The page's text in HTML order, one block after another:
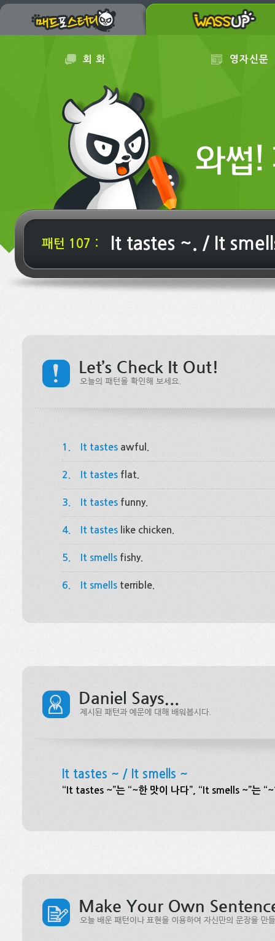
회 화 영자신문
패턴 107 : It tastes ~. / It
1. It tastes awful.
2. It tastes flat.
3. It tastes funny.
4. It tastes like chicken.
5. It smells fishy.
6. It smells terrible.
It tastes ~ / It smells ~
“It tastes ~”는 “~한 맛이 나다”, “It smells ~”는